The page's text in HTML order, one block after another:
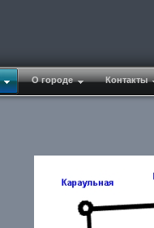
О городе Контакты